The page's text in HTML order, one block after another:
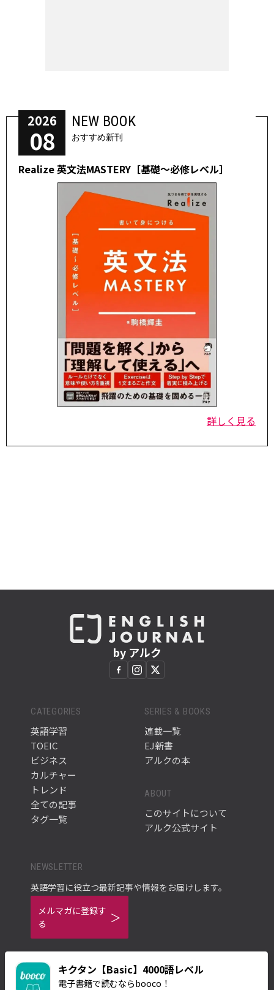
2026
08
NEW BOOK
おすすめ新刊
Realize 英文法MASTERY［基礎～必修レベル］
詳しく見る
キクタン【Basic】4000語レベル
電子書籍で読むならbooco！
by アルク
CATEGORIES
英語学習
TOEIC
ビジネス
カルチャー
トレンド
全ての記事
タグ一覧
SERIES & BOOKS
連載一覧
EJ新書
アルクの本
ABOUT
このサイトについて
アルク公式サイト
NEWSLETTER
英語学習に役立つ最新記事や情報をお届けします。
メルマガに登録す
る